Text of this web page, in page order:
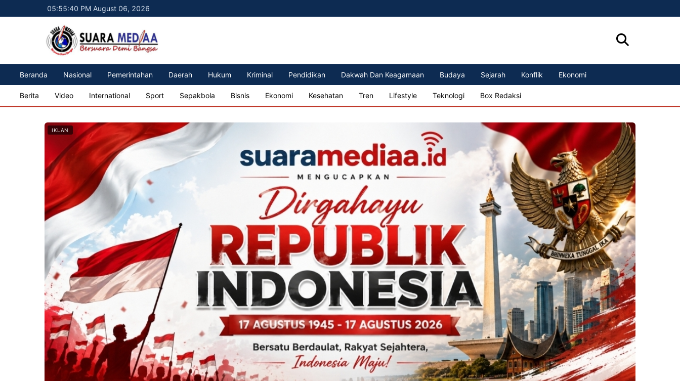
05:55:42 PM August 06, 2026
Beranda Nasional Pemerintahan Daerah Hukum Kriminal Pendidikan Dakwah Dan Keagamaan Budaya Sejarah Konflik Ekonomi
Berita Video International Sport Sepakbola Bisnis Ekonomi Kesehatan Tren Lifestyle Teknologi Box Redaksi
IKLAN